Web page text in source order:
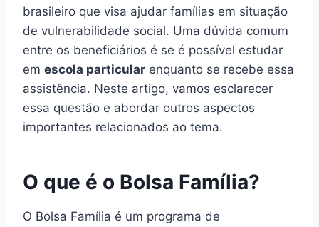
brasileiro que visa ajudar famílias em situação
de vulnerabilidade social. Uma dúvida comum
entre os beneficiários é se é possível estudar
em escola particular enquanto se recebe essa
assistência. Neste artigo, vamos esclarecer
essa questão e abordar outros aspectos
importantes relacionados ao tema.
O que é o Bolsa Família?
O Bolsa Família é um programa de